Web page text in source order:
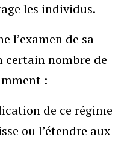
les individus.
l’examen de sa
nombre de
:
de ce régime
ou l’étendre aux